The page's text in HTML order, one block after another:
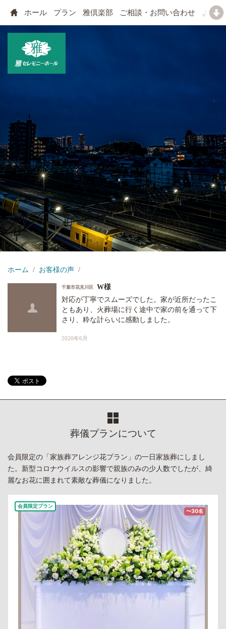
ホール プラン 雅倶楽部 ご相談・お問い合わせ よく
ホーム お客様の声
千葉市花見川区
W様
対応が丁寧でスムーズでした。家が近所だったこ
ともあり、火葬場に行く途中で家の前を通って下
さり、粋な計らいに感動しました。
2020年6月
葬儀プランについて
会員限定の「家族葬アレンジ花プラン」の一日家族葬にしまし
た。新型コロナウイルスの影響で親族のみの少人数でしたが、綺
麗なお花に囲まれて素敵な葬儀になりました。
会員限定プラン
〜30名